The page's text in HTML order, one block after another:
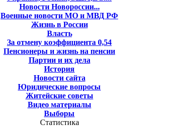
Новости Новороссии...
Военные новости МО и МВД РФ
Жизнь в России
Власть
За отмену коэффициента 0,54
Пенсионеры и жизнь на пенсии
Партии и их дела
История
Новости сайта
Юридические вопросы
Житейские советы
Видео материалы
Выборы
Статистика